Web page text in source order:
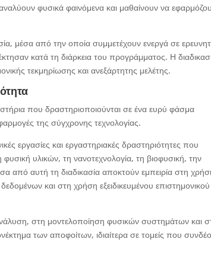
φυσικά φαινόμενα και μαθαίνουν να
μέσα από την οποία συμμετέχουν ενεργά σε
κατά τη διάρκεια του προγράμματος. Η
τεκμηρίωσης και ανεξάρτητης μελέτης.
που δραστηριοποιούνται σε ένα ευρύ φάσμα
της σύγχρονης τεχνολογίας.
εργασίες και εργαστηριακές δραστηριότητες που
υλικών, τη νανοτεχνολογία, τη βιοφυσική, την
από αυτή τη διαδικασία αποκτούν εμπειρία στη
και στη χρήση εξειδικευμένου επιστημονικού
στη μοντελοποίηση φυσικών συστημάτων και
των αποφοίτων, ιδιαίτερα σε τομείς που